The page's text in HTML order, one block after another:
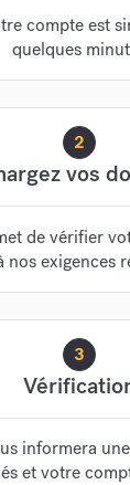
compte est
quelques
2
vos
de vérifier
nos exigences
3
informera
et votre